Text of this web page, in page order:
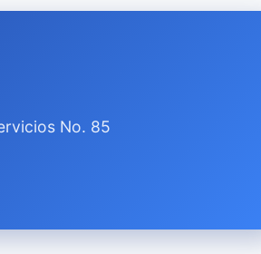
No. 85